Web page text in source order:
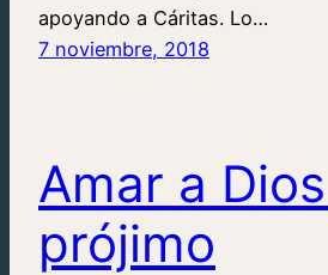
apoyando a Cáritas. Lo…
7 noviembre, 2018
Amar a
prójimo